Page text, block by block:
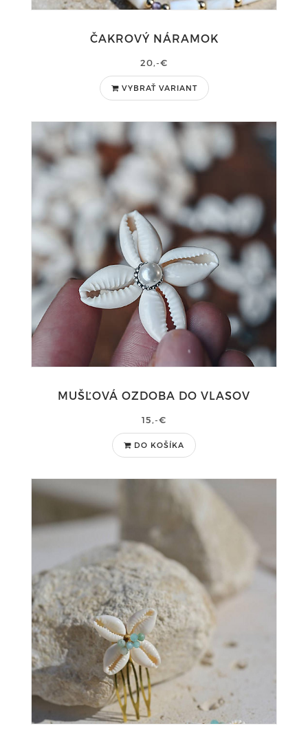
ČAKROVÝ NÁRAMOK
20,-€
VYBRAŤ VARIANT
MUŠĽOVÁ OZDOBA DO VLASOV
15,-€
DO KOŠÍKA